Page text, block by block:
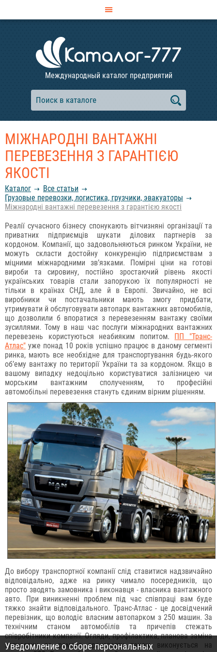
Международный каталог предприятий
МІЖНАРОДНІ ВАНТАЖНІ
ПЕРЕВЕЗЕННЯ З ГАРАНТІЄЮ
ЯКОСТІ
Каталог
Все статьи
Грузовые перевозки, логистика, грузчики, эвакуаторы
Міжнародні вантажні перевезення з гарантією якості
Реалії сучасного бізнесу спонукають вітчизняні організації та
приватних підприємців шукати ділових партнерів за
кордоном. Компанії, що задовольняються ринком України, не
можуть скласти достойну конкуренцію підприємствам з
міцними міжнародними зв’язками. Помірні ціни на готові
вироби та сировину, постійно зростаючий рівень якості
українських товарів стали запорукою їх популярності не
тільки в країнах СНД, але й в Европі. Звичайно, не всі
виробники чи постачальники мають змогу придбати,
утримувати й обслуговувати автопарк вантажних автомобилів,
що дозволили б впоратися з перевезенням вантажу своїми
зусиллями. Тому в наш час послуги міжнародних вантажних
перевезень користуються неабияким попитом. ПП "Транс-
Атлас" уже понад 10 років успішно працює в даному сегменті
ринка, мають все необхідне для транспортування будь-якого
об’ему вантажу по території України та за кордоном. Якщо в
вашому випадку недоцільно користуватися залізницею чи
морським вантажним сполученням, то професійні
автомобільні перевезення стануть єдиним вірним рішенням.
До вибору транспортної компанії слід ставитися надзвичайно
відповідально, адже на ринку чимало посередників, що
просто зводять замовника і виконавця - власника вантажного
авто. При виникненні проблем під час співпраці вам буде
тяжко знайти відповідального. Транс-Атлас - це досвідчений
перевізник, що володіє власним автопарком з 250 машин. За
технічним станом автомобілів та причепів стежать
співробітники компанії. Огляди, профілактика, планова заміна
запчастин та ремонт транспорту також виконується на
Уведомление о сборе персональных